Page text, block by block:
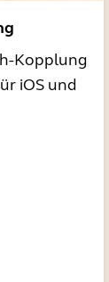
Kopplung
iOS und